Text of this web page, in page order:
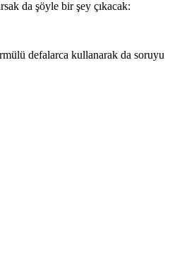
da şöyle bir şey çıkacak:
defalarca kullanarak da soruyu